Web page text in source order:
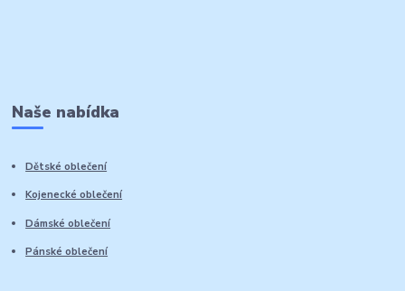
Naše nabídka
Dětské oblečení
Kojenecké oblečení
Dámské oblečení
Pánské oblečení